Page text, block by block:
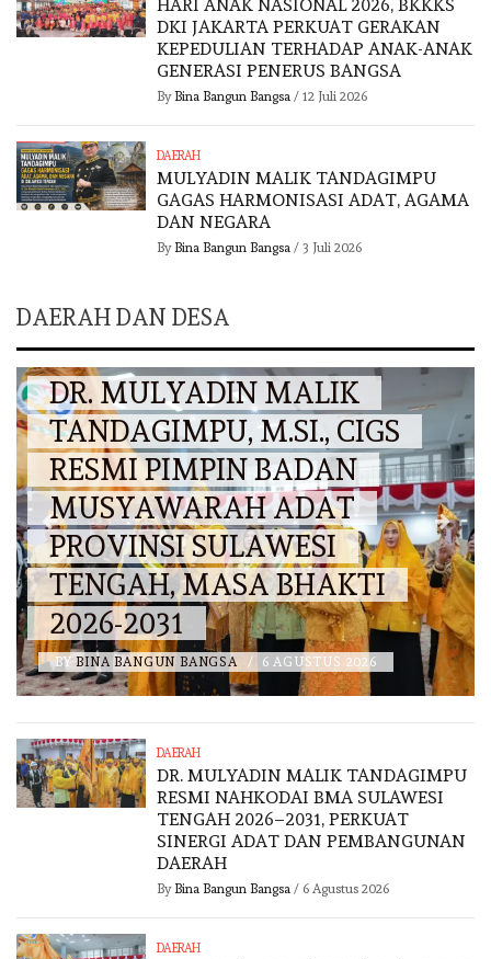
HARI ANAK NASIONAL 2026, BKKKS
DKI JAKARTA PERKUAT GERAKAN
KEPEDULIAN TERHADAP ANAK-ANAK
GENERASI PENERUS BANGSA
By Bina Bangun Bangsa/ 12 Juli 2026
DAERAH
MULYADIN MALIK TANDAGIMPU
GAGAS HARMONISASI ADAT, AGAMA
DAN NEGARA
By Bina Bangun Bangsa/ 3 Juli 2026
DAERAH DAN DESA
DAERAH
DR. MULYADIN MALIK
TANDAGIMPU, M.SI., CIGS
RESMI PIMPIN BADAN
MUSYAWARAH ADAT
PROVINSI SULAWESI
TENGAH, MASA BHAKTI
2026-2031
BY BINA BANGUN BANGSA / 6 AGUSTUS 2026
DAERAH
DR. MULYADIN MALIK TANDAGIMPU
RESMI NAHKODAI BMA SULAWESI
TENGAH 2026–2031, PERKUAT
SINERGI ADAT DAN PEMBANGUNAN
DAERAH
By Bina Bangun Bangsa/ 6 Agustus 2026
DAERAH